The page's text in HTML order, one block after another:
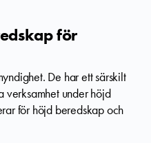
för
De har ett särskilt
verksamhet under höjd
för höjd beredskap och